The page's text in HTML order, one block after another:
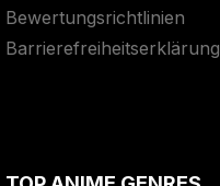
Bewertungsrichtlinien
Barrierefreiheitserklärung